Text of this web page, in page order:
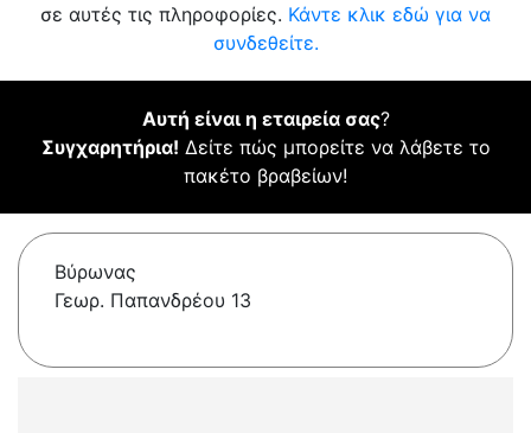
σε αυτές τις πληροφορίες. Κάντε κλικ εδώ για να
συνδεθείτε.
Αυτή είναι η εταιρεία σας?
Συγχαρητήρια! Δείτε πώς μπορείτε να λάβετε το
πακέτο βραβείων!
Βύρωνας
Γεωρ. Παπανδρέου 13